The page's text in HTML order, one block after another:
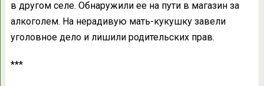
в другом селе. Обнаружили ее на пути в магазин за
алкоголем. На нерадивую мать-кукушку завели
уголовное дело и лишили родительских прав.
***